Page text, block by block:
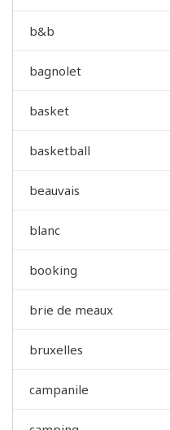
b&b
bagnolet
basket
basketball
beauvais
blanc
booking
brie de meaux
bruxelles
campanile